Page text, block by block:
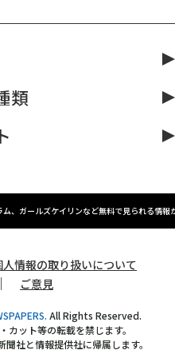
類
、ガールズケイリンなど無料で見られる情報
人情報の取り扱いについて
｜ ご意見
All Rights Reserved.
ット等の転載を禁じます。
社と情報提供社に帰属します。